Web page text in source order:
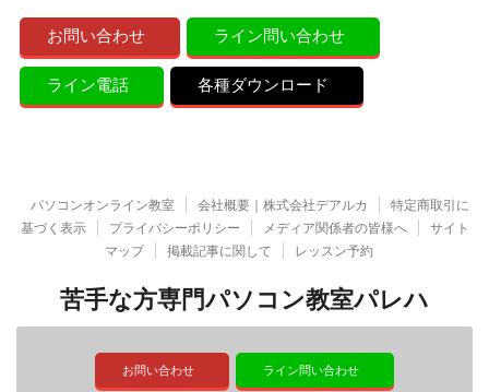
お問い合わせ ライン問い合わせ
ライン電話 各種ダウンロード
パソコンオンライン教室 会社概要｜株式会社デアルカ
特定商取引に
基づく表示
プライバシーポリシー メディア関係者の皆様へ
サイト
マップ
掲載記事に関して レッスン予約
苦手な方専門パソコン教室パレハ
お問い合わせ ライン問い合わせ